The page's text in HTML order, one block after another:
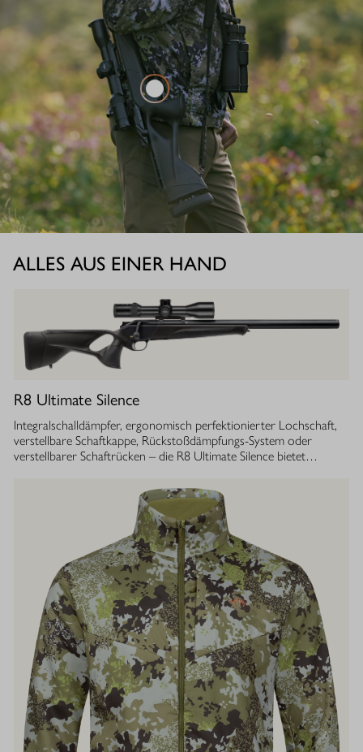
ALLES AUS EINER HAND
R8 Ultimate Silence
Integralschalldämpfer, ergonomisch perfektionierter Lochschaft,
verstellbare Schaftkappe, Rückstoßdämpfungs-System oder
verstellbarer Schaftrücken – die R8 Ultimate Silence bietet
auf die eigenen Bedürfnisse abstimmen und tragen aktiv zum
besseren Treffen bei. Gleichzeitig ist ihre Konstruktion ganzheitlich
auf den Schutz des Gehörs von Jäger und Hund abgestimmt.
Immer, bei jedem Schuss. Dafür sorgt der Blaser
Integralschalldämpfer. Dank gleichmäßig über den gesamten Lauf
verteilter Masse, bietet die R8 Ultimate Silence die erstklassige
Balance und Führigkeit, die jedes R8 Modell auszeichnet. Die ­
Außenkontur von Lauf- und Schalldämpfermantel ist in
stufenlosem Bull-Barrel-Design gestaltet, das ihr sowohl ein
geringes Gewicht als auch ein ausgesprochen attraktives
Gesamtbild verleiht.